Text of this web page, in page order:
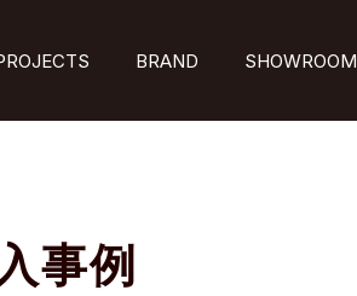
BRAND SHOWROOM
事例